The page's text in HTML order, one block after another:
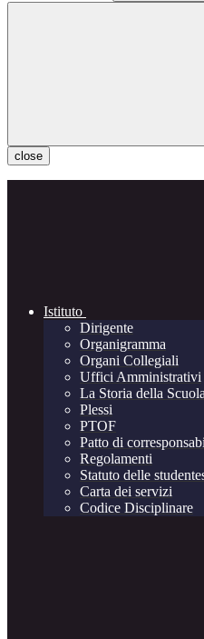
close
Istituto
Dirigente
Organigramma
Organi Collegiali
Uffici Amministrativi
La Storia della Scuola
Plessi
PTOF
Patto di
Regolamenti
Statuto delle
Carta dei servizi
Codice Disciplinare